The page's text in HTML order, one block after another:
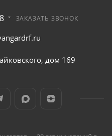
ЗАКАЗАТЬ ЗВОНОК
дом 169